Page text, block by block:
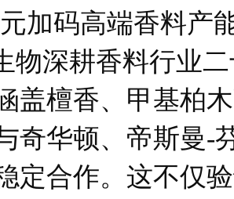
加码高端香料产
深耕香料行业二
盖檀香、甲基柏
奇华顿、帝斯曼-
定合作。这不仅